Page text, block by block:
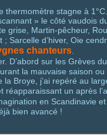
thermomètre stagne à
» le côté vaudois
grise, Martin-pêcheur,
Sarcelle d’hiver, Oie
chanteurs.
D’abord sur les Grèves
la mauvaise saison
Broye, j’ai repéré au
réapparaissant un après
en Scandinavie
bien avancé !